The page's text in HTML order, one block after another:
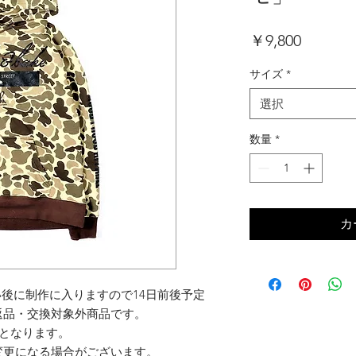
に制作に入りますので14日前後予定
・交換対象外商品です。
なります。
になる場合がございます。
￥9,800価
サイズ *
選択
数量 *